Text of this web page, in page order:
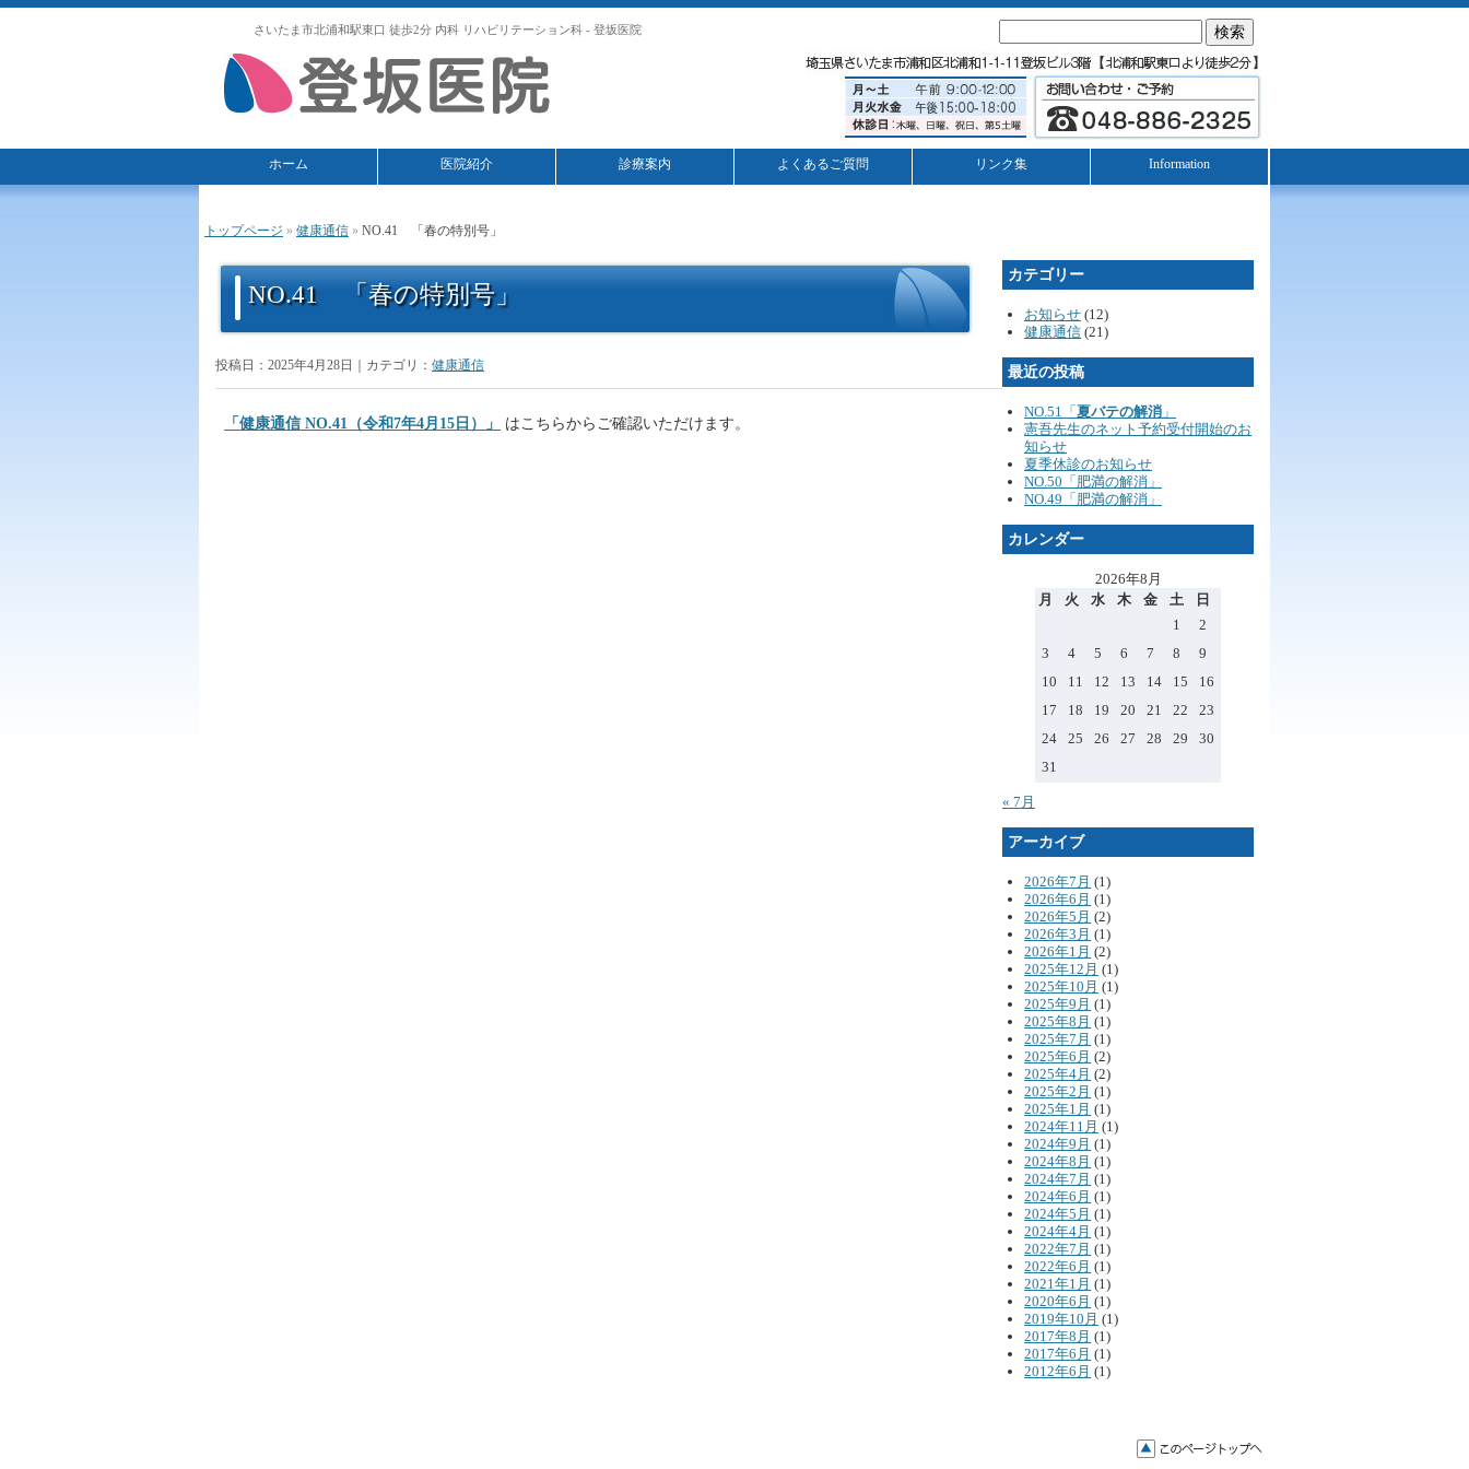
さいたま市北浦和駅東口 徒歩2分 内科 リハビリテーション科 - 登坂医院
検
索:
ホーム 医院紹介 診療案内 よくあるご質問 リンク集 Information
トップページ » 健康通信 » NO.41 「春の特別号」
NO.41 「春の特別号」
投稿日：2025年4月28日｜カテゴリ： 健康通信
「健康通信 NO.41（令和7年4月15日）」 はこちらからご確認いただけます。
カテゴリー
お知らせ (12)
健康通信 (21)
最近の投稿
NO.51「夏バテの解消 」
憲吾先生のネット予約受付開始のお
知らせ
夏季休診のお知らせ
NO.50「肥満の解消」
NO.49「肥満の解消」
カレンダー
2026年8月
月
火 水 木 金 土
日
1
2
3
4 5 6 7 8
9
10
11 12 13 14 15
16
17
18 19 20 21 22
23
24
25 26 27 28 29
30
31
« 7月
アーカイブ
2026年7月 (1)
2026年6月 (1)
2026年5月 (2)
2026年3月 (1)
2026年1月 (2)
2025年12月 (1)
2025年10月 (1)
2025年9月 (1)
2025年8月 (1)
2025年7月 (1)
2025年6月 (2)
2025年4月 (2)
2025年2月 (1)
2025年1月 (1)
2024年11月 (1)
2024年9月 (1)
2024年8月 (1)
2024年7月 (1)
2024年6月 (1)
2024年5月 (1)
2024年4月 (1)
2022年7月 (1)
2022年6月 (1)
2021年1月 (1)
2020年6月 (1)
2019年10月 (1)
2017年8月 (1)
2017年6月 (1)
2012年6月 (1)